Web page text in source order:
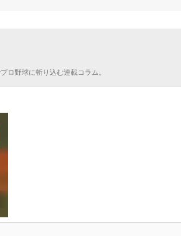
ロ野球に斬り込む連載コラム。